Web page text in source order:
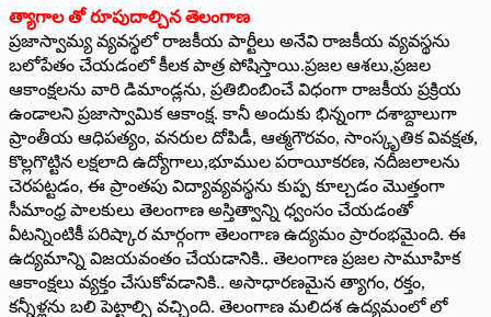
త్యాగాల తో రూపుదాల్చిన తెలంగాణ
ప్రజాస్వామ్య వ్యవస్థలో రాజకీయ పార్టీలు అనేవి రాజకీయ వ్యవస్థను
బలోపేతం చేయడంలో కీలక పాత్ర పోషిస్తాయి.ప్రజల ఆశలు,ప్రజల
ఆకాంక్షలను వారి డిమాండ్లను, ప్రతిబింబించే విధంగా రాజకీయ ప్రక్రియ
ఉండాలని ప్రజాస్వామిక ఆకాంక్ష. కానీ అందుకు భిన్నంగా దశాబ్దాలుగా
ప్రాంతీయ ఆధిపత్యం, వనరుల దోపిడీ, ఆత్మగౌరవం, సాంస్కృతిక వివక్షత,
కొల్లగొట్టిన లక్షలాది ఉద్యోగాలు,భూముల పరాయీకరణ, నదీజలాలను
చెరపట్టడం, ఈ ప్రాంతపు విద్యావ్యవస్థను కుప్ప కూల్చడం మొత్తంగా
సీమాంధ్ర పాలకులు తెలంగాణ అస్తిత్వాన్ని ధ్వంసం చేయడంతో
వీటన్నింటికీ పరిష్కార మార్గంగా తెలంగాణ ఉద్యమం ప్రారంభమైంది. ఈ
ఉద్యమాన్ని విజయవంతం చేయడానికి.. తెలంగాణ ప్రజల సామూహిక
ఆకాంక్షలు వ్యక్తం చేసుకోవడానికి.. అసాధారణమైన త్యాగం, రక్తం,
కన్నీళ్లను బలి పెట్టాల్సి వచ్చింది. తెలంగాణ మలిదశ ఉద్యమంలో లో